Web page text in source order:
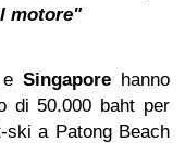
motore"
Singaporehanno
di 50.000 baht per
a Patong Beach